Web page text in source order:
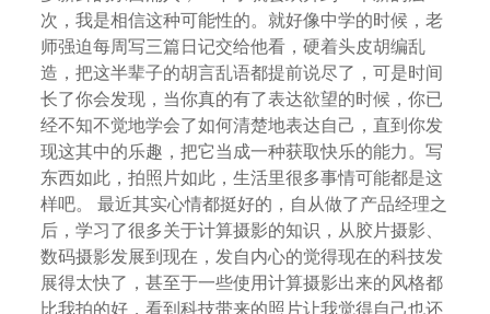
次，我是相信这种可能性的。就好像中学的时候，老
师强迫每周写三篇日记交给他看，硬着头皮胡编乱
造，把这半辈子的胡言乱语都提前说尽了，可是时间
长了你会发现，当你真的有了表达欲望的时候，你已
经不知不觉地学会了如何清楚地表达自己，直到你发
现这其中的乐趣，把它当成一种获取快乐的能力。写
东西如此，拍照片如此，生活里很多事情可能都是这
样吧。 最近其实心情都挺好的，自从做了产品经理之
后，学习了很多关于计算摄影的知识，从胶片摄影、
数码摄影发展到现在，发自内心的觉得现在的科技发
展得太快了，甚至于一些使用计算摄影出来的风格都
比我拍的好，看到科技带来的照片让我觉得自己也还